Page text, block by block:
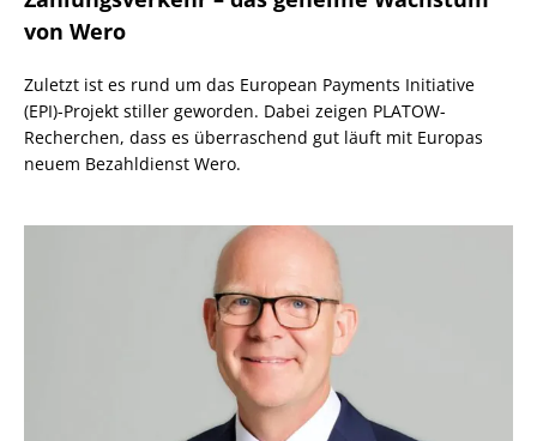
von Wero
Zuletzt ist es rund um das European Payments Initiative
(EPI)-Projekt stiller geworden. Dabei zeigen PLATOW-
Recherchen, dass es überraschend gut läuft mit Europas
neuem Bezahldienst Wero.